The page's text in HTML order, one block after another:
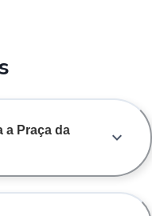
a Praça da